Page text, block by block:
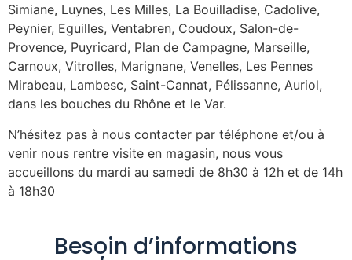
Simiane, Luynes, Les Milles, La Bouilladise, Cadolive,
Peynier, Eguilles, Ventabren, Coudoux, Salon-de-
Provence, Puyricard, Plan de Campagne, Marseille,
Carnoux, Vitrolles, Marignane, Venelles, Les Pennes
Mirabeau, Lambesc, Saint-Cannat, Pélissanne, Auriol,
dans les bouches du Rhône et le Var.
N’hésitez pas à nous contacter par téléphone et/ou à
venir nous rentre visite en magasin, nous vous
accueillons du mardi au samedi de 8h30 à 12h et de 14h
à 18h30
Besoin d’informations